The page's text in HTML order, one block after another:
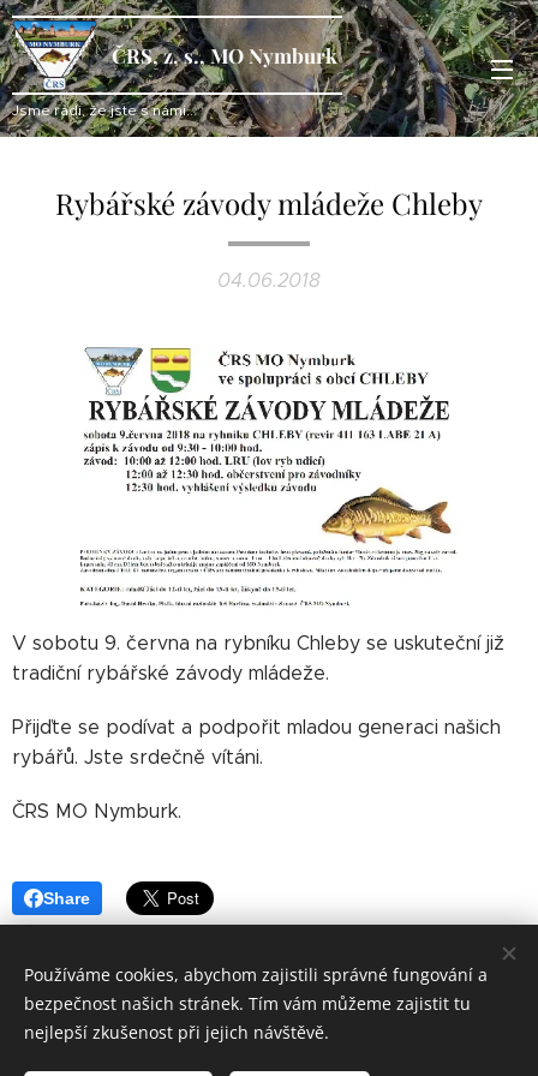
ČRS, z. s., MO Nymburk
Jsme rádi, že jste s námi...
Rybářské závody mládeže Chleby
04.06.2018
V sobotu 9. června na rybníku Chleby se uskuteční již
tradiční rybářské závody mládeže.
Přijďte se podívat a podpořit mladou generaci našich
rybářů. Jste srdečně vítáni.
ČRS MO Nymburk.
Share
Sportovní 142,288 02 Nymburk, IČO:45829110,
Používáme cookies, abychom zajistili správné fungování a
bezpečnost našich stránek. Tím vám můžeme zajistit tu
nejlepší zkušenost při jejich návštěvě.